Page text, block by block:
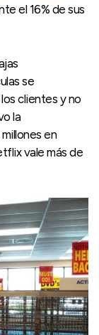
el 16% de sus
se
clientes y no
la
en
vale más de